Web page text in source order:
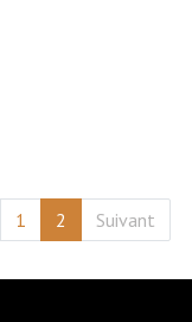
1 2 Suivant